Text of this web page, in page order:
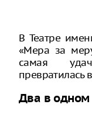
В Театре
«Мера за
самая
превратилась
Два в одном